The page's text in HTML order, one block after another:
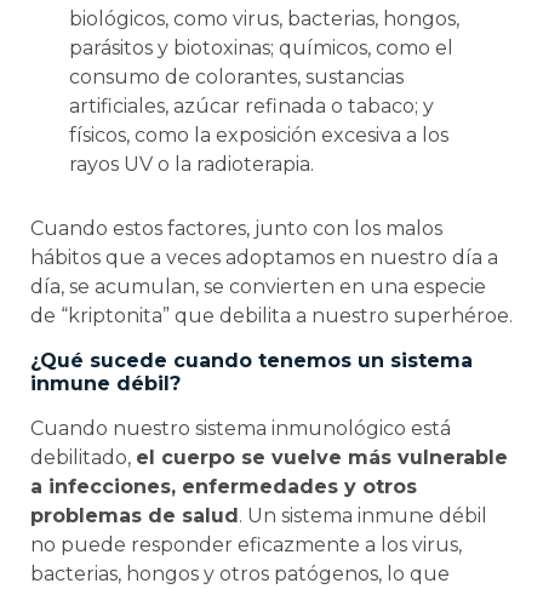
biológicos, como virus, bacterias, hongos,
parásitos y biotoxinas; químicos, como el
consumo de colorantes, sustancias
artificiales, azúcar refinada o tabaco; y
físicos, como la exposición excesiva a los
rayos UV o la radioterapia.
Cuando estos factores, junto con los malos
hábitos que a veces adoptamos en nuestro día a
día, se acumulan, se convierten en una especie
de “kriptonita” que debilita a nuestro superhéroe.
¿Qué sucede cuando tenemos un sistema
inmune débil?
Cuando nuestro sistema inmunológico está
debilitado, el cuerpo se vuelve más vulnerable
a infecciones, enfermedades y otros
problemas de salud. Un sistema inmune débil
no puede responder eficazmente a los virus,
bacterias, hongos y otros patógenos, lo que